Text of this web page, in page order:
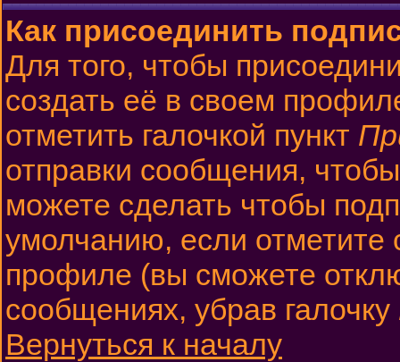
Как присоединить
Для того, чтобы
создать её в своем
отметить галочкой пункт
отправки сообщения,
можете сделать чтобы
умолчанию, если отметите
профиле (вы сможете
сообщениях, убрав галочку
Вернуться к началу